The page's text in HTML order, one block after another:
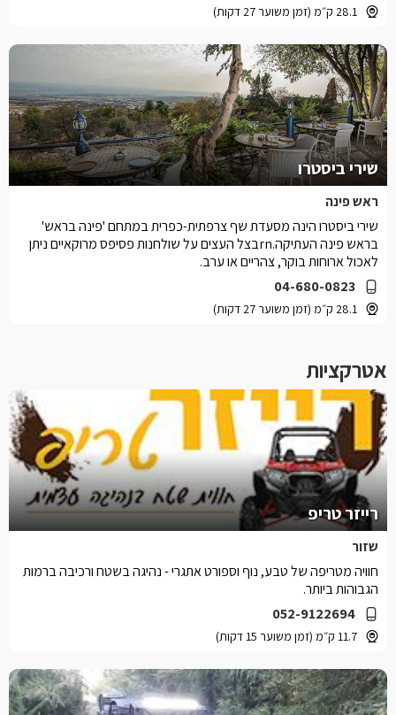
28.1 ק״מ (זמן משוער 27 דקות)
שירי ביסטרו
ראש פינה
04-680-0823
28.1 ק״מ (זמן משוער 27 דקות)
שירי ביסטרו הינה מסעדת שף צרפתית-כפרית במתחם 'פינה בראש'
בראש פינה העתיקה.rnבצל העצים על שולחנות פסיפס מרוקאיים ניתן
לאכול ארוחות בוקר, צהריים או ערב.
אטרקציות
רייזר טריפ
שזור
052-9122694
11.7 ק״מ (זמן משוער 15 דקות)
חוויה מטריפה של טבע, נוף וספורט אתגרי - נהיגה בשטח ורכיבה ברמות
הגבוהות ביותר.